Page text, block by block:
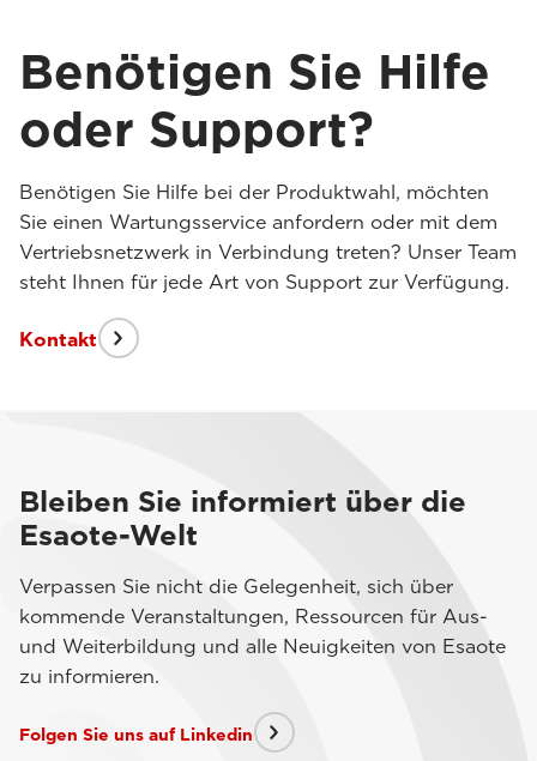
Benötigen Sie Hilfe
oder Support?
Benötigen Sie Hilfe bei der Produktwahl, möchten
Sie einen Wartungsservice anfordern oder mit dem
Vertriebsnetzwerk in Verbindung treten? Unser Team
steht Ihnen für jede Art von Support zur Verfügung.
Kontakt
Bleiben Sie informiert über die
Esaote-Welt
Verpassen Sie nicht die Gelegenheit, sich über
kommende Veranstaltungen, Ressourcen für Aus-
und Weiterbildung und alle Neuigkeiten von Esaote
zu informieren.
Folgen Sie uns auf Linkedin